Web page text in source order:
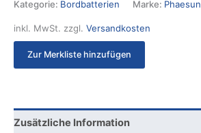
Kategorie: Bordbatterien Marke: Phaesun
inkl. MwSt. zzgl. Versandkosten
Zur Merkliste hinzufügen
Zusätzliche Information